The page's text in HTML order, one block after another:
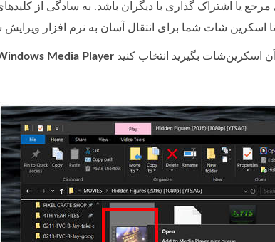
یا اشتراک گذاری با دیگران باشد. به سادگی از
Media Player